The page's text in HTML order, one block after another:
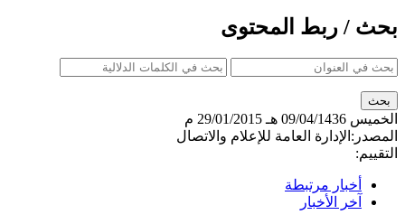
بحث / ربط المحتوى
الخميس 09/04/1436 هـ
29/01/2015 م
المصدر: الإدارة العامة للإعلام والاتصال
التقييم:
أخبار مرتبطة
آخر الأخبار